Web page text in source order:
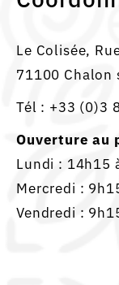
Le Colisée,
71100 Chalon
Tél : +33 (0)3
Ouverture au
Lundi : 14h15
Mercredi :
Vendredi :